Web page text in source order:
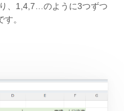
、1,4,7…のように3つずつ
。